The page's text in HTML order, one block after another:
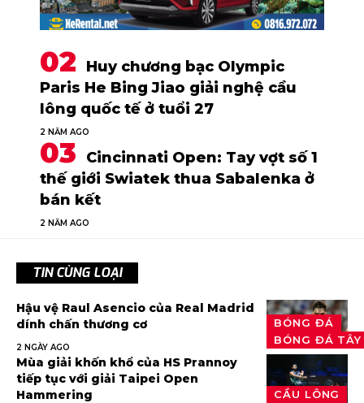
Huy chương bạc Olympic
Paris He Bing Jiao giải nghệ cầu
lông quốc tế ở tuổi 27
2 NĂM AGO
Cincinnati Open: Tay vợt số 1
thế giới Swiatek thua Sabalenka ở
bán kết
2 NĂM AGO
TIN CÙNG LOẠI
BÓNG ĐÁ
BÓNG ĐÁ
Hậu vệ Raul Asencio của Real Madrid
dính chấn thương cơ
2 NGÀY AGO
CẦU LÔNG
Mùa giải khốn khổ của HS Prannoy
tiếp tục với giải Taipei Open
Hammering